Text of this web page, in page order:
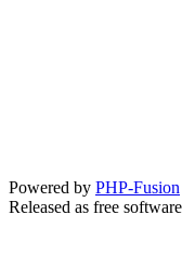
Powered by PHP-Fusion
Released as free